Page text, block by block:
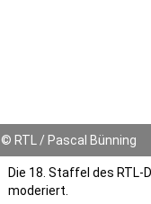
© RTL / Pascal Bünning
Die 18. Staffel des
moderiert.